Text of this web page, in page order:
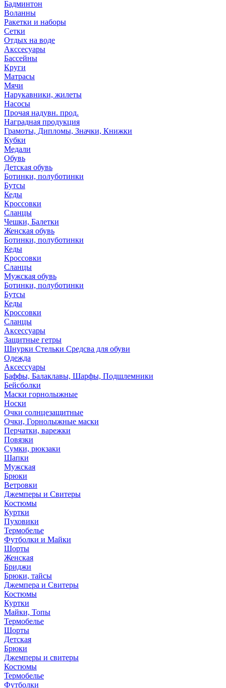
Бадминтон
Воланны
Ракетки и наборы
Сетки
Отдых на воде
Акссесуары
Бассейны
Круги
Матрасы
Мячи
Нарукавники, жилеты
Насосы
Прочая надувн. прод.
Наградная продукция
Грамоты, Дипломы, Значки, Книжки
Кубки
Медали
Обувь
Детская обувь
Ботинки, полуботинки
Бутсы
Кеды
Кроссовки
Сланцы
Чешки, Балетки
Женская обувь
Ботинки, полуботинки
Кеды
Кроссовки
Сланцы
Мужская обувь
Ботинки, полуботинки
Бутсы
Кеды
Кроссовки
Сланцы
Аксессуары
Защитные гетры
Шнурки Стельки Средсва для обуви
Одежда
Аксессуары
Баффы, Балаклавы, Шарфы, Подшлемники
Бейсболки
Маски горнолыжные
Носки
Очки солнцезащитные
Очки, Горнолыжные маски
Перчатки, варежки
Повязки
Сумки, рюкзаки
Шапки
Мужская
Брюки
Ветровки
Джемперы и Свитеры
Костюмы
Куртки
Пуховики
Термобелье
Футболки и Майки
Шорты
Женская
Бриджи
Брюки, тайсы
Джемпера и Свитеры
Костюмы
Куртки
Майки, Топы
Термобелье
Шорты
Детская
Брюки
Джемперы и свитеры
Костюмы
Термобелье
Футболки